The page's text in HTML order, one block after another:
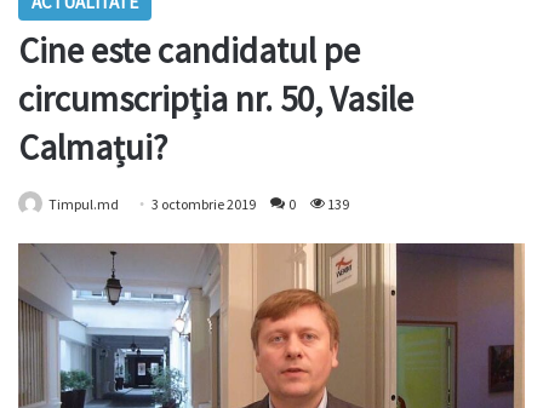
Cine este candidatul pe
circumscripția nr. 50, Vasile
Calmațui?
Timpul.md 3 octombrie 2019 0 139